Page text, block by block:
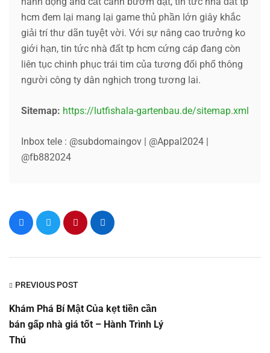
hcm đem lại mang lại game thủ phần lớn giây khắc
giải trí thư dãn tuyệt vời. Với sự nâng cao trưởng ko
giới hạn, tin tức nhà đất tp hcm cứng cáp đang còn
liên tục chinh phục trái tim của tương đối phổ thông
người công ty dân nghịch trong tương lai.
Sitemap: https://lutfishala-gartenbau.de/sitemap.xml
Inbox tele : @subdomaingov | @Appal2024 |
@fb882024
PREVIOUS POST
Khám Phá Bí Mật Của kẹt tiền cần
bán gấp nhà giá tốt – Hành Trình Lý
Thú